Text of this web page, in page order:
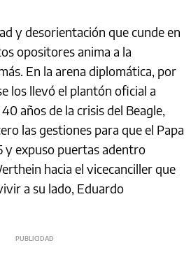
y desorientación que cunde en
opositores anima a la
En la arena diplomática, por
los llevó el plantón oficial a
años de la crisis del Beagle,
las gestiones para que el Papa
y expuso puertas adentro
hacia el vicecanciller que
a su lado, Eduardo